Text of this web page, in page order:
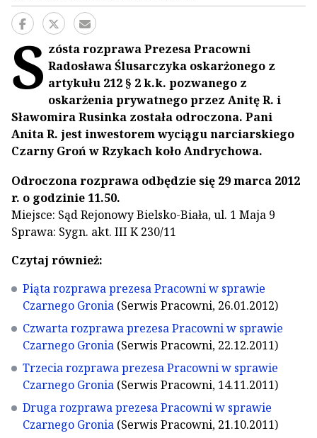
S zósta rozprawa Prezesa Pracowni
Radosława Ślusarczyka oskarżonego z
artykułu 212 § 2 k.k. pozwanego z
oskarżenia prywatnego przez Anitę R. i
Sławomira Rusinka została odroczona. Pani
Anita R. jest inwestorem wyciągu narciarskiego
Czarny Groń w Rzykach koło Andrychowa.
Odroczona rozprawa odbędzie się 29 marca 2012
r. o godzinie 11.50.
Miejsce: Sąd Rejonowy Bielsko-Biała, ul. 1 Maja 9
Sprawa: Sygn. akt. III K 230/11
Czytaj również:
Piąta rozprawa prezesa Pracowni w sprawie
Czarnego Gronia (Serwis Pracowni, 26.01.2012)
Czwarta rozprawa prezesa Pracowni w sprawie
Czarnego Gronia (Serwis Pracowni, 22.12.2011)
Trzecia rozprawa prezesa Pracowni w sprawie
Czarnego Gronia (Serwis Pracowni, 14.11.2011)
Druga rozprawa prezesa Pracowni w sprawie
Czarnego Gronia (Serwis Pracowni, 21.10.2011)